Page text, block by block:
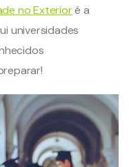
no Exterioré a
universidades